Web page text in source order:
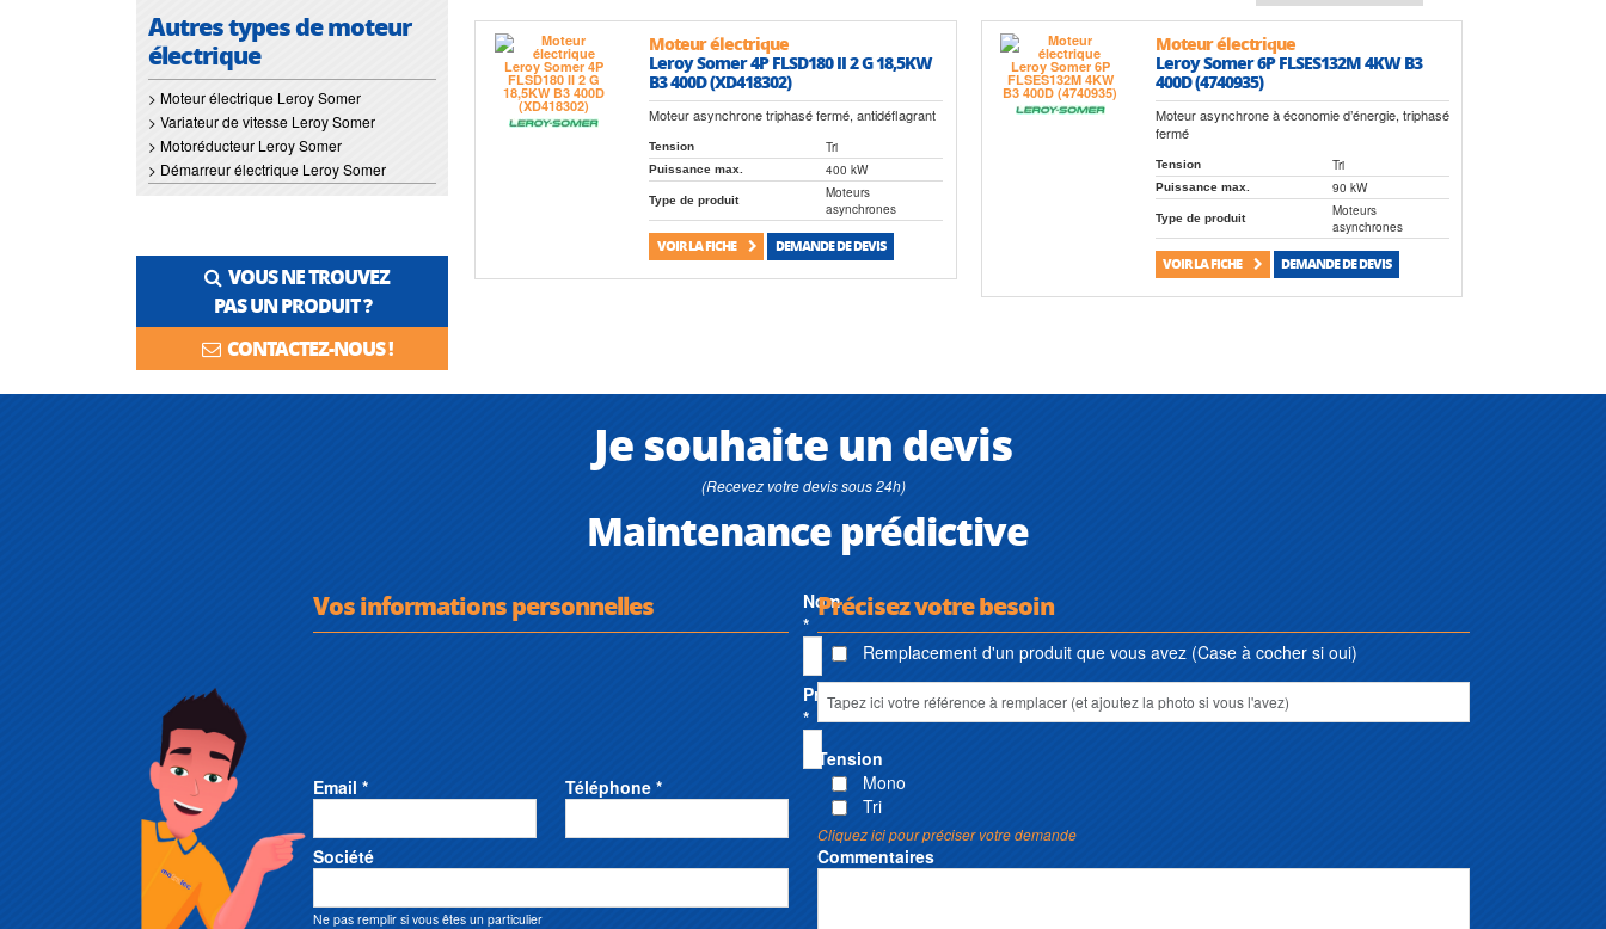
Autres types de moteur
électrique
> Moteur électrique Leroy Somer
> Variateur de vitesse Leroy Somer
> Motoréducteur Leroy Somer
> Démarreur électrique Leroy Somer
VOUS NE TROUVEZ
PAS UN PRODUIT ?
CONTACTEZ-NOUS !
Moteur électrique
Leroy Somer 4P FLSD180 II 2 G 18,5KW
B3 400D (XD418302)
Moteur asynchrone triphasé fermé, antidéflagrant
Tension Tri
Puissance max. 400 kW
Type de produit
Moteurs
asynchrones
VOIR LA FICHE DEMANDE DE DEVIS
Moteur électrique
Leroy Somer 6P FLSES132M 4KW B3
400D (4740935)
Moteur asynchrone à économie d’énergie, triphasé
fermé
Tension Tri
Puissance max. 90 kW
Type de produit
Moteurs
asynchrones
VOIR LA FICHE DEMANDE DE DEVIS
Je souhaite un devis
(Recevez votre devis sous 24h)
Maintenance prédictive
Vos informations personnelles
Nom
*
Prénom
*
Email * Téléphone *
Société
Ne pas remplir si vous êtes un particulier
Précisez votre besoin
Remplacement d'un produit que vous avez (Case à cocher si oui)
Tension
Mono
Tri
Cliquez ici pour préciser votre demande
Commentaires